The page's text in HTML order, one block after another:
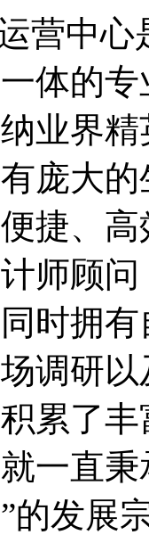
营中
体的
业界
庞大
捷、
师顾
时拥
调研
累了
一直
的发展